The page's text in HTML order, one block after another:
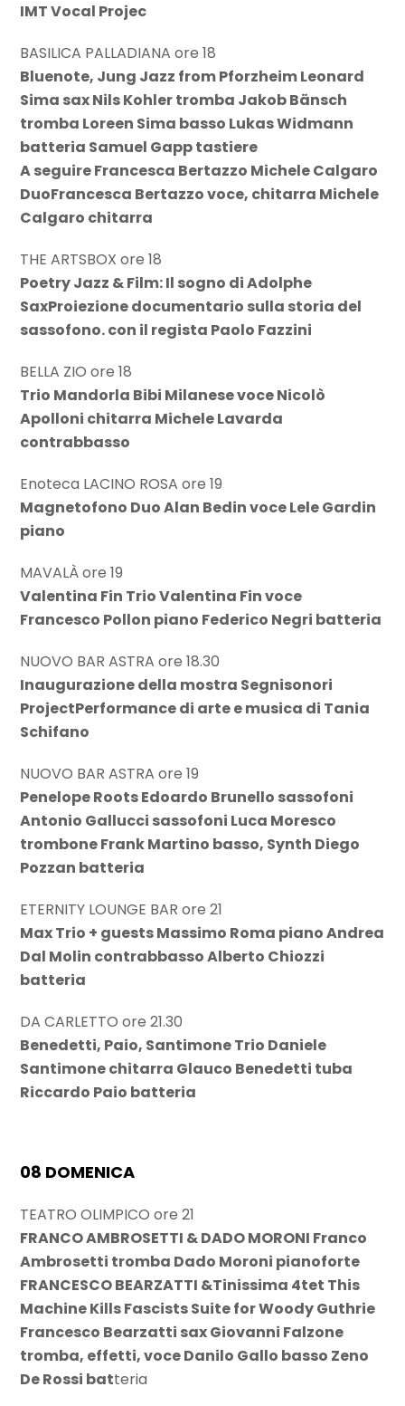
IMT Vocal Projec
BASILICA PALLADIANA ore 18
Bluenote, Jung Jazz from Pforzheim Leonard
Sima sax Nils Kohler tromba Jakob Bänsch
tromba Loreen Sima basso Lukas Widmann
batteria Samuel Gapp tastiere
A seguire Francesca Bertazzo Michele Calgaro
DuoFrancesca Bertazzo voce, chitarra Michele
Calgaro chitarra
THE ARTSBOX ore 18
Poetry Jazz & Film: Il sogno di Adolphe
SaxProiezione documentario sulla storia del
sassofono. con il regista Paolo Fazzini
BELLA ZIO ore 18
Trio Mandorla Bibi Milanese voce Nicolò
Apolloni chitarra Michele Lavarda
contrabbasso
Enoteca LACINO ROSA ore 19
Magnetofono Duo Alan Bedin voce Lele Gardin
piano
MAVALÀ ore 19
Valentina Fin Trio Valentina Fin voce
Francesco Pollon piano Federico Negri batteria
NUOVO BAR ASTRA ore 18.30
Inaugurazione della mostra Segnisonori
ProjectPerformance di arte e musica di Tania
Schifano
NUOVO BAR ASTRA ore 19
Penelope Roots Edoardo Brunello sassofoni
Antonio Gallucci sassofoni Luca Moresco
trombone Frank Martino basso, Synth Diego
Pozzan batteria
ETERNITY LOUNGE BAR ore 21
Max Trio + guests Massimo Roma piano Andrea
Dal Molin contrabbasso Alberto Chiozzi
batteria
DA CARLETTO ore 21.30
Benedetti, Paio, Santimone Trio Daniele
Santimone chitarra Glauco Benedetti tuba
Riccardo Paio batteria
08 DOMENICA
TEATRO OLIMPICO ore 21
FRANCO AMBROSETTI & DADO MORONI Franco
Ambrosetti tromba Dado Moroni pianoforte
FRANCESCO BEARZATTI &Tinissima 4tet This
Machine Kills Fascists Suite for Woody Guthrie
Francesco Bearzatti sax Giovanni Falzone
tromba, effetti, voce Danilo Gallo basso Zeno
De Rossi batteria